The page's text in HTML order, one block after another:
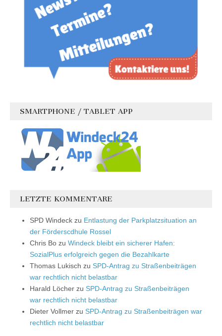
SMARTPHONE / TABLET APP
LETZTE KOMMENTARE
SPD Windeck zu Entlastung der Parkplatzsituation an
der Förderscdhule Rossel
Chris Bo zu Windeck bleibt ein sicherer Hafen:
SozialPlus erfolgreich gegen die Bezahlkarte
Thomas Lukisch zu SPD-Antrag zu Straßenbeiträgen
war rechtlich nicht belastbar
Harald Löcher zu SPD-Antrag zu Straßenbeiträgen
war rechtlich nicht belastbar
Dieter Vollmer zu SPD-Antrag zu Straßenbeiträgen war
rechtlich nicht belastbar